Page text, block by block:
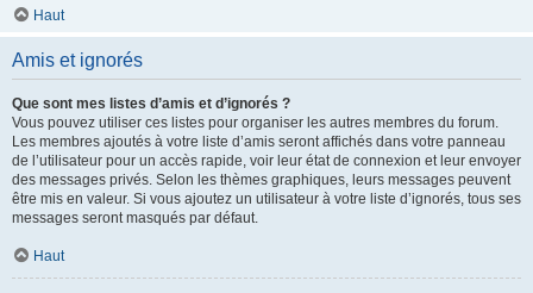
Haut
Amis et ignorés
Que sont mes listes d’amis et d’ignorés ?
Vous pouvez utiliser ces listes pour organiser les autres membres du forum.
Les membres ajoutés à votre liste d’amis seront affichés dans votre panneau
de l’utilisateur pour un accès rapide, voir leur état de connexion et leur envoyer
des messages privés. Selon les thèmes graphiques, leurs messages peuvent
être mis en valeur. Si vous ajoutez un utilisateur à votre liste d’ignorés, tous ses
messages seront masqués par défaut.
Haut